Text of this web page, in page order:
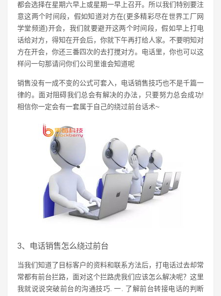
都会选择在星期六早上或星期一早上召开。所以我们特别要注
意这两个时间段，假如知道对方在(更多精彩尽在世界工厂网
学堂频道)开会，我们就要避开这两个时间段，假如早上打电
话给对方，得知在开会后，你就下午再打给人家。不要明知对
方在开会，你还三番四次的去打搅对方。电话里，你也可以这
样问一句那请问你们公司里谁会知道呢
销售没有一成不变的公式可套入，电话销售技巧也不是千篇一
律的。面对阻碍我们总会有解决的办法，只要努力总会成功!
相信你一定会有一套属于自己的绕过前台话术~
3、电话销售怎么绕过前台
当我们知道了目标客户的资料和联系方法后，打电话过去却常
常都有前台拦路，面对这个拦路虎我们应该怎么解决呢？这里
我就说说突破前台的沟通技巧. 一. 了解前台转接电话的判断